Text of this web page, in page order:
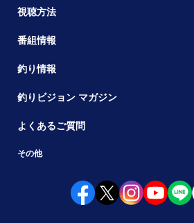
視聴方法
番組情報
釣り情報
釣りビジョン マガジン
よくあるご質問
その他